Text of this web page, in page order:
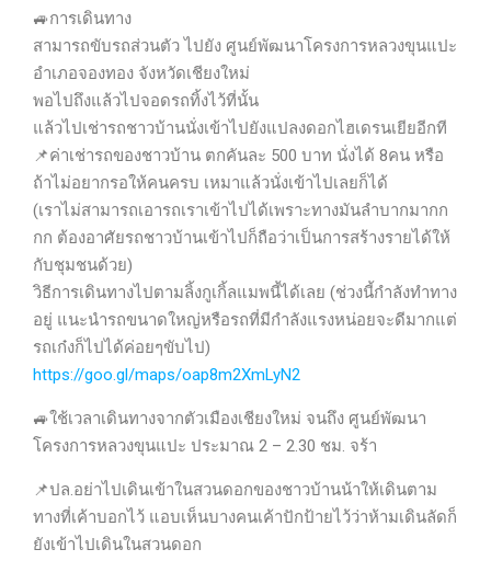
🚙การเดินทาง
สามารถขับรถส่วนตัว ไปยัง ศูนย์พัฒนาโครงการหลวงขุนแปะ
อำเภอจองทอง จังหวัดเชียงใหม่
พอไปถึงแล้วไปจอดรถทิ้งไว้ที่นั้น
แล้วไปเช่ารถชาวบ้านนั่งเข้าไปยังแปลงดอกไฮเดรนเยียอีกที
📌ค่าเช่ารถของชาวบ้าน ตกคันละ 500 บาท นั่งได้ 8คน หรือ
ถ้าไม่อยากรอให้คนครบ เหมาแล้วนั่งเข้าไปเลยก็ได้
(เราไม่สามารถเอารถเราเข้าไปได้เพราะทางมันลำบากมากก
กก ต้องอาศัยรถชาวบ้านเข้าไปก็ถือว่าเป็นการสร้างรายได้ให้
กับชุมชนด้วย)
วิธีการเดินทางไปตามลิ้งกูเกิ้ลแมพนี้ได้เลย (ช่วงนี้กำลังทำทาง
อยู่ แนะนำรถขนาดใหญ่หรือรถที่มีกำลังแรงหน่อยจะดีมากแต่
รถเก๋งก็ไปได้ค่อยๆขับไป)
https://goo.gl/maps/oap8m2XmLyN2
🚙ใช้เวลาเดินทางจากตัวเมืองเชียงใหม่ จนถึง ศูนย์พัฒนา
โครงการหลวงขุนแปะ ประมาณ 2 – 2.30 ชม. จร้า
📌ปล.อย่าไปเดินเข้าในสวนดอกของชาวบ้านน้าให้เดินตาม
ทางที่เค้าบอกไว้ แอบเห็นบางคนเค้าปักป้ายไว้ว่าห้ามเดินลัดก็
ยังเข้าไปเดินในสวนดอก